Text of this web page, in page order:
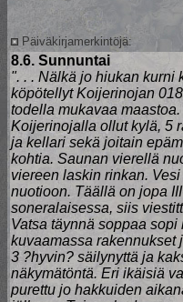
Päiväkirjamerkintöjä:
8.6. Sunnuntai
". . . Nälkä jo hiukan kurni
köpötellyt Koijerinojan
todella mukavaa
Koijerinojalla ollut kylä, 5
ja kellari sekä joitain
kohtia. Saunan vierellä
viereen laskin rinkan.
nuotioon. Täällä on jopa
soneralaisessa, siis
Vatsa täynnä soppaa sopi
kuvaamassa rakennukset
3 ?hyvin? säilynyttä ja
näkymätöntä. Eri ikäisiä
purettu jo hakkuiden